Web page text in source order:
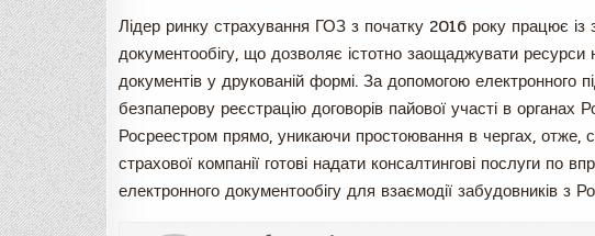
Лідер ринку страхування ГОЗ з початку 2016 року працює із
документообігу, що дозволяє істотно заощаджувати ресурси
документів у друкованій формі. За допомогою електронного
безпаперову реєстрацію договорів пайової участі в
Росреестром прямо, уникаючи простоювання в чергах, отже,
страхової компанії готові надати консалтингові послуги
електронного документообігу для взаємодії забудовників з